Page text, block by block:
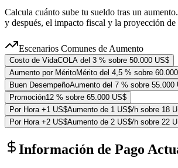
Calcula cuánto sube tu sueldo tras un
y después, el impacto fiscal y la proyección de
Escenarios Comunes de Aumento
Costo de VidaCOLA del 3 % sobre 50.000 US$
Aumento por MéritoMérito del 4,5 % sobre
Buen DesempeñoAumento del 7 % sobre 55.000
Promoción12 % sobre 65.000 US$
Por Hora +1 US$Aumento de 1 US$/h sobre 18
Por Hora +2 US$Aumento de 2 US$/h sobre 22
Información de Pago